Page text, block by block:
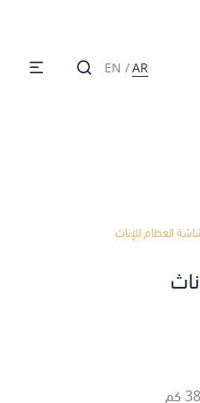
EN /AR
العظام للإناث
كم